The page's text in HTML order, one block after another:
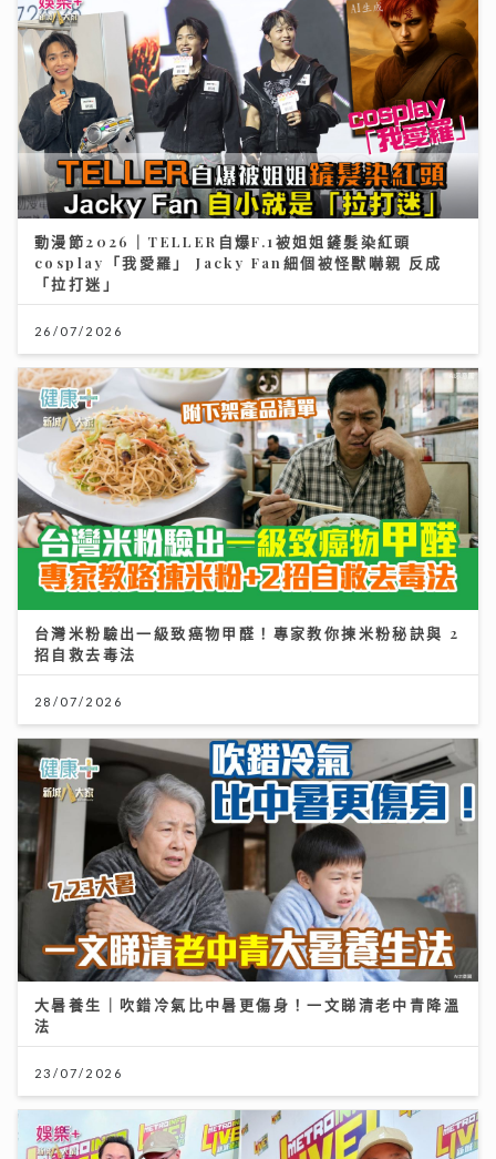
動漫節2026｜TELLER自爆F.1被姐姐鏟髮染紅頭
cosplay「我愛羅」 Jacky Fan細個被怪獸嚇親 反成
「拉打迷」
26/07/2026
台灣米粉驗出一級致癌物甲醛！專家教你揀米粉秘訣與 2
招自救去毒法
28/07/2026
大暑養生｜吹錯冷氣比中暑更傷身！一文睇清老中青降溫
法
23/07/2026